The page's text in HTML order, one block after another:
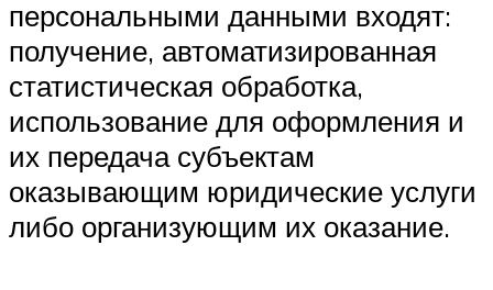
персональными данными входят:
получение, автоматизированная
статистическая обработка,
использование для оформления и
их передача субъектам
оказывающим юридические услуги
либо организующим их оказание.